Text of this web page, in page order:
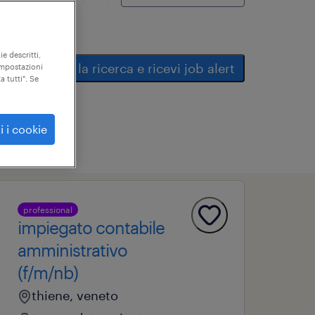
salva la ricerca e ricevi job alert
professional
impiegato contabile
amministrativo
(f/m/nb)
thiene, veneto
descritti,
tutti". Se
i cookie